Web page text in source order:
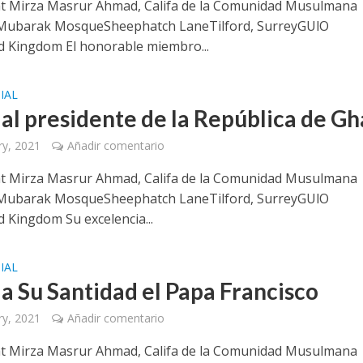
Mirza Masrur Ahmad, Califa de la Comunidad Musulmana
MosqueSheephatch LaneTilford, SurreyGUlO
Kingdom El honorable miembro...
presidente de la República de
2021 Añadir comentario
Mirza Masrur Ahmad, Califa de la Comunidad Musulmana
MosqueSheephatch LaneTilford, SurreyGUlO
Kingdom Su excelencia...
Su Santidad el Papa Francisco
2021 Añadir comentario
Mirza Masrur Ahmad, Califa de la Comunidad Musulmana